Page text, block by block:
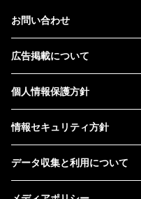
お問い合わせ
広告掲載について
個人情報保護方針
情報セキュリティ方針
データ収集と利用について